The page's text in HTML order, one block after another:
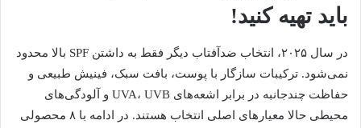
باید تهیه کنید!
در سال ۲۰۲۵، انتخاب ضدآفتاب دیگر فقط به داشتن SPF بالا محدود
نمی‌شود. ترکیبات سازگار با پوست، بافت سبک، فینیش طبیعی و
حفاظت چندجانبه در برابر اشعه‌های UVA، UVB و آلودگی‌های
محیطی حالا معیارهای اصلی انتخاب هستند. در ادامه با ۸ محصولی